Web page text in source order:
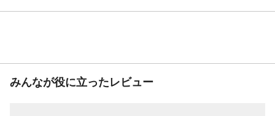
みんなが役に立ったレビュー